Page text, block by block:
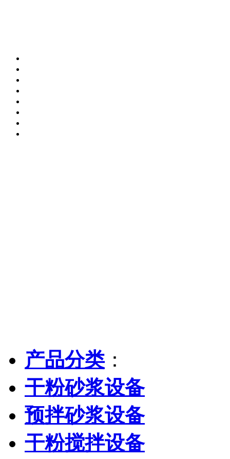
产品分类：
干粉砂浆设备
预拌砂浆设备
干粉搅拌设备